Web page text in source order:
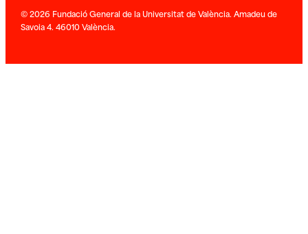
© 2026 Fundació General de la Universitat de València. Amadeu de
Savoia 4. 46010 València.